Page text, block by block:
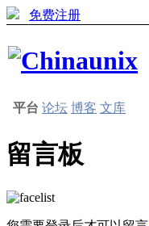
免费注册
平台 论坛 博客 文库
留言板